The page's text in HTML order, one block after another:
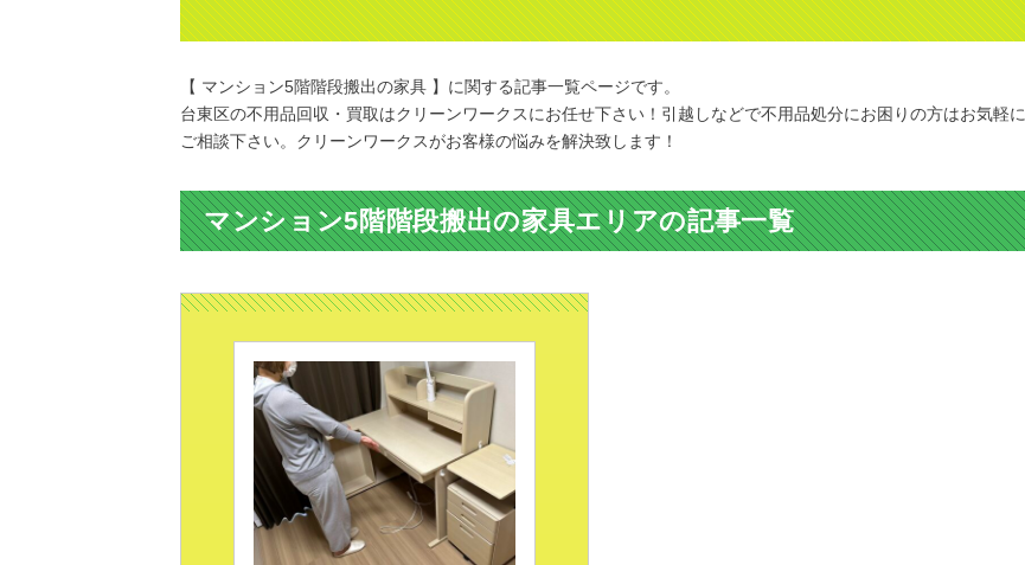
【 マンション5階階段搬出の家具 】に関する記事一覧ページです。
台東区の不用品回収・買取はクリーンワークスにお任せ下さい！引越しなどで不用品処分にお困りの方はお気軽に
ご相談下さい。クリーンワークスがお客様の悩みを解決致します！
マンション5階階段搬出の家具エリアの記事一覧